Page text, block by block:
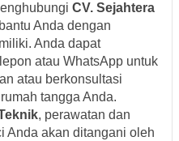
CV. Sejahtera
Anda dengan
Anda dapat
atau WhatsApp untuk
atau berkonsultasi
tangga Anda.
, perawatan dan
Anda akan ditangani oleh